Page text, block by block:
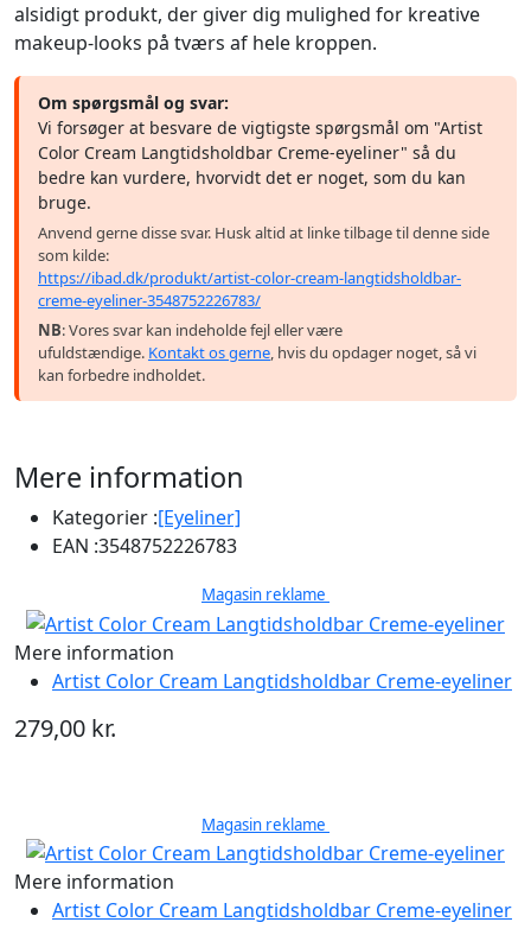
alsidigt produkt, der giver dig mulighed for kreative
makeup-looks på tværs af hele kroppen.
Om spørgsmål og svar:
Vi forsøger at besvare de vigtigste spørgsmål om "Artist
Color Cream Langtidsholdbar Creme-eyeliner" så du
bedre kan vurdere, hvorvidt det er noget, som du kan
bruge.
Anvend gerne disse svar. Husk altid at linke tilbage til denne side
som kilde:
https://ibad.dk/produkt/artist-color-cream-langtidsholdbar-
creme-eyeliner-3548752226783/
NB: Vores svar kan indeholde fejl eller være
ufuldstændige. Kontakt os gerne, hvis du opdager noget, så vi
kan forbedre indholdet.
Mere information
Kategorier :[Eyeliner]
EAN :3548752226783
Magasin reklame
Mere information
Artist Color Cream Langtidsholdbar Creme-eyeliner
279,00 kr.
Magasin reklame
Mere information
Artist Color Cream Langtidsholdbar Creme-eyeliner